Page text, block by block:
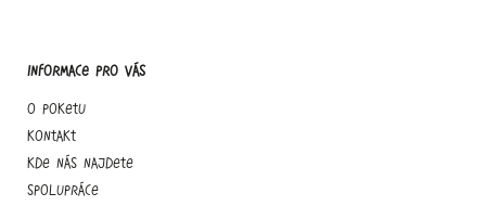
Informace pro vás
O Poketu
Kontakt
Kde nás najdete
Spolupráce